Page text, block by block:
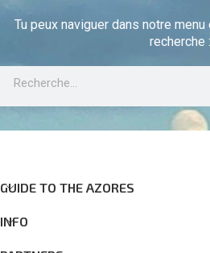
Tu peux naviguer dans notre
recherche :
GUIDE TO THE AZORES
INFO